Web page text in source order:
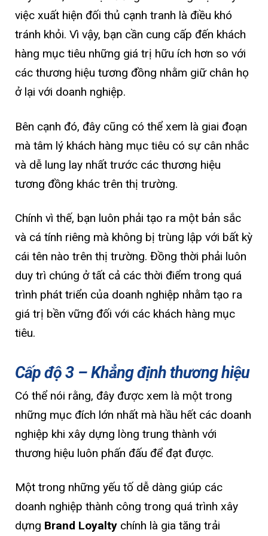
việc xuất hiện đối thủ cạnh tranh là điều khó
tránh khỏi. Vì vậy, bạn cần cung cấp đến khách
hàng mục tiêu những giá trị hữu ích hơn so với
các thương hiệu tương đồng nhằm giữ chân họ
ở lại với doanh nghiệp.
Bên cạnh đó, đây cũng có thể xem là giai đoạn
mà tâm lý khách hàng mục tiêu có sự cân nhắc
và dễ lung lay nhất trước các thương hiệu
tương đồng khác trên thị trường.
Chính vì thế, bạn luôn phải tạo ra một bản sắc
và cá tính riêng mà không bị trùng lập với bất kỳ
cái tên nào trên thị trường. Đồng thời phải luôn
duy trì chúng ở tất cả các thời điểm trong quá
trình phát triển của doanh nghiệp nhằm tạo ra
giá trị bền vững đối với các khách hàng mục
tiêu.
Cấp độ 3 – Khẳng định thương hiệu
Có thể nói rằng, đây được xem là một trong
những mục đích lớn nhất mà hầu hết các doanh
nghiệp khi xây dựng lòng trung thành với
thương hiệu luôn phấn đấu để đạt được.
Một trong những yếu tố dễ dàng giúp các
doanh nghiệp thành công trong quá trình xây
dựng Brand Loyalty chính là gia tăng trải